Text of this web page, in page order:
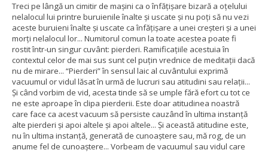
Treci pe lângă un cimitir de mașini ca o înfățișare bizară a oțelului
nelalocul lui printre buruienile înalte și uscate și nu poți să nu vezi
aceste buruieni înalte și uscate ca înfățișare a unei creșteri și a unei
morți nelalocul lor... Numitorul comun la toate acestea poate fi
rostit într-un singur cuvânt: pierderi. Ramificațiile acestuia în
contextul celor de mai sus sunt cel puțin vrednice de meditații dacă
nu de mirare... “Pierderi” în sensul laic al cuvântului exprimă
vacuumul or vidul lăsat în urmă de lucruri sau atitudini sau relații...
Și când vorbim de vid, acesta tinde să se umple fără efort cu tot ce
ne este aproape în clipa pierderii. Este doar atitudinea noastră
care face ca acest vacuum să persiste cauzând în ultima instanță
alte pierderi și apoi altele și apoi altele... Și această atitudine este,
nu în ultima instanță, generată de cunoaștere sau, mă rog, de un
anume fel de cunoaștere... Vorbeam de vacuumul sau vidul care